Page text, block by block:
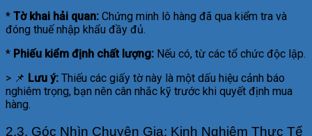
* Tờ khai hải quan: Chứng minh lô hàng đã qua kiểm tra và
đóng thuế nhập khẩu đầy đủ.
* Phiếu kiểm định chất lượng: Nếu có, từ các tổ chức độc lập.
> 📌 Lưu ý: Thiếu các giấy tờ này là một dấu hiệu cảnh báo
nghiêm trọng, bạn nên cân nhắc kỹ trước khi quyết định mua
hàng.
2.3. Góc Nhìn Chuyên Gia: Kinh Nghiệm Thực Tế